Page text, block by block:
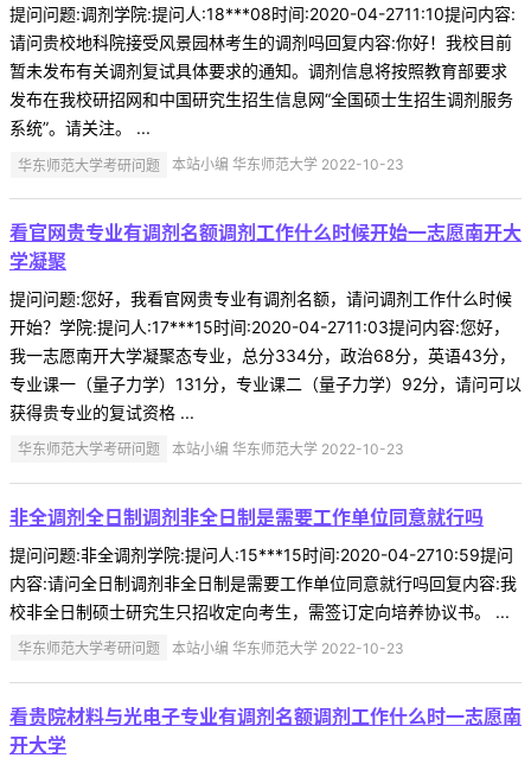
提问问题:调剂学院:提问人:18***08时间:2020-04-2711:10提问内容:
请问贵校地科院接受风景园林考生的调剂吗回复内容:你好！我校目前
暂未发布有关调剂复试具体要求的通知。调剂信息将按照教育部要求
发布在我校研招网和中国研究生招生信息网“全国硕士生招生调剂服务
系统”。请关注。 ...
华东师范大学考研问题 本站小编 华东师范大学 2022-10-23
看官网贵专业有调剂名额调剂工作什么时候开始一志愿南开大
学凝聚
提问问题:您好，我看官网贵专业有调剂名额，请问调剂工作什么时候
开始？学院:提问人:17***15时间:2020-04-2711:03提问内容:您好，
我一志愿南开大学凝聚态专业，总分334分，政治68分，英语43分，
专业课一（量子力学）131分，专业课二（量子力学）92分，请问可以
获得贵专业的复试资格 ...
华东师范大学考研问题 本站小编 华东师范大学 2022-10-23
非全调剂全日制调剂非全日制是需要工作单位同意就行吗
提问问题:非全调剂学院:提问人:15***15时间:2020-04-2710:59提问
内容:请问全日制调剂非全日制是需要工作单位同意就行吗回复内容:我
校非全日制硕士研究生只招收定向考生，需签订定向培养协议书。 ...
华东师范大学考研问题 本站小编 华东师范大学 2022-10-23
看贵院材料与光电子专业有调剂名额调剂工作什么时一志愿南
开大学